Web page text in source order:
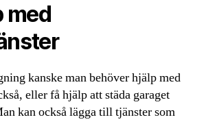
med
kanske man behöver hjälp med
eller få hjälp att städa garaget
kan också lägga till tjänster som